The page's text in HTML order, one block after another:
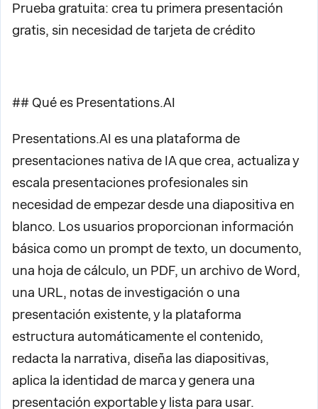
Prueba gratuita: crea tu primera presentación
gratis, sin necesidad de tarjeta de crédito
## Qué es Presentations.AI
Presentations.AI es una plataforma de
presentaciones nativa de IA que crea, actualiza y
escala presentaciones profesionales sin
necesidad de empezar desde una diapositiva en
blanco. Los usuarios proporcionan información
básica como un prompt de texto, un documento,
una hoja de cálculo, un PDF, un archivo de Word,
una URL, notas de investigación o una
presentación existente, y la plataforma
estructura automáticamente el contenido,
redacta la narrativa, diseña las diapositivas,
aplica la identidad de marca y genera una
presentación exportable y lista para usar.